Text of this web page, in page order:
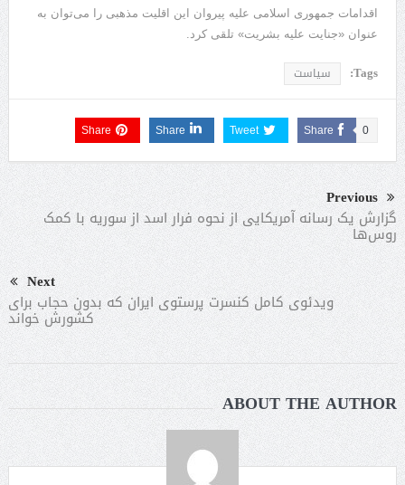
اقدامات جمهوری اسلامی علیه پیروان این اقلیت مذهبی را می‌توان به
عنوان «جنایت علیه بشریت» تلقی کرد.
Tags: سیاست
Share 0
Tweet
Share
Share
Previous
گزارش یک رسانه آمریکایی از نحوه فرار اسد از سوریه با کمک
روس‌ها
Next
ویدئوی کامل کنسرت پرستوی ایران که بدون حجاب برای
کشورش خواند
ABOUT THE AUTHOR